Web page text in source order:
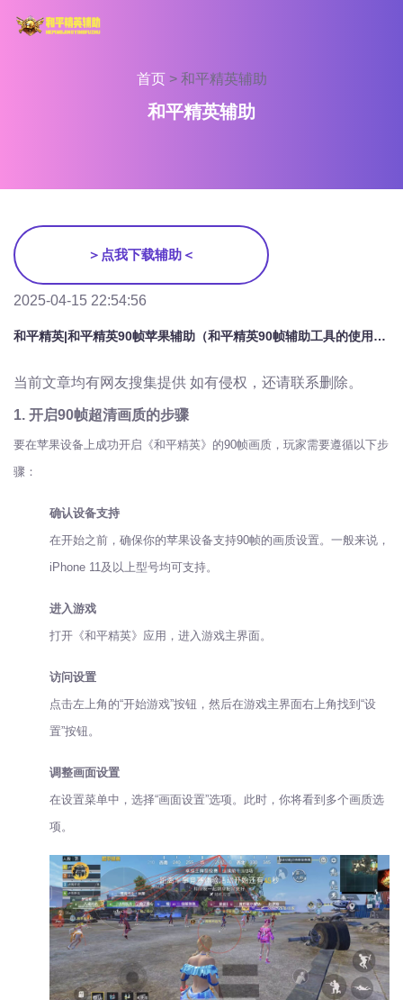
首页 > 和平精英辅助
和平精英辅助
＞点我下载辅助＜
2025-04-15 22:54:56
和平精英|和平精英90帧苹果辅助（和平精英90帧辅助工具的使用是否会影响游戏公平性？）
当前文章均有网友搜集提供 如有侵权，还请联系删除。
1. 开启90帧超清画质的步骤
要在苹果设备上成功开启《和平精英》的90帧画质，玩家需要遵循以下步
骤：
确认设备支持
在开始之前，确保你的苹果设备支持90帧的画质设置。一般来说，
iPhone 11及以上型号均可支持。
进入游戏
打开《和平精英》应用，进入游戏主界面。
访问设置
点击左上角的“开始游戏”按钮，然后在游戏主界面右上角找到“设
置”按钮。
调整画面设置
在设置菜单中，选择“画面设置”选项。此时，你将看到多个画质选
项。